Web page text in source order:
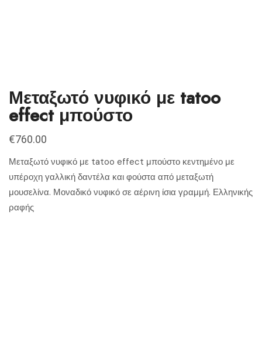
Μεταξωτό νυφικό με tatoo
effect μπούστο
€760.00
Μεταξωτό νυφικό με tatoo effect μπούστο κεντημένο με
υπέροχη γαλλική δαντέλα και φούστα από μεταξωτή
μουσελίνα. Μοναδικό νυφικό σε αέρινη ίσια γραμμή. Ελληνικής
ραφής